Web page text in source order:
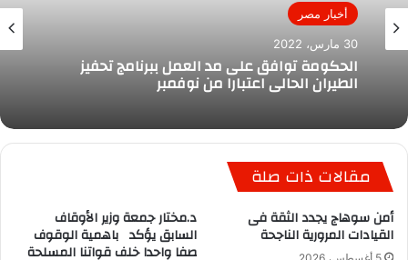
أخبار مصر
30 مارس، 2022
الحكومة توافق على مد العمل ببرنامج تحفيز
الطيران الحالى اعتبارا من نوفمبر
مقالات ذات صلة
أمن سوهاج يجدد الثقة فى
القيادات المرورية الناجحة
د.مختار جمعة وزير الأوقاف
السابق يؤكد باهمية الوقوف
صفا واحدا خلف قواتنا المسلحة